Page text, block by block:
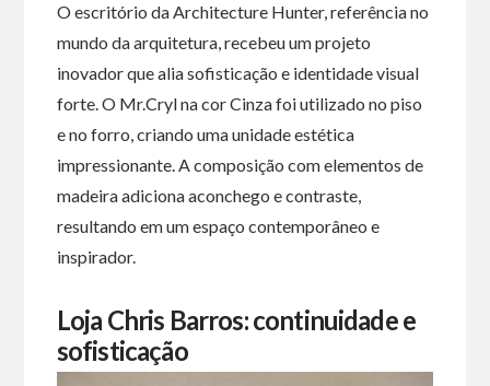
O escritório da Architecture Hunter, referência no
mundo da arquitetura, recebeu um projeto
inovador que alia sofisticação e identidade visual
forte. O Mr.Cryl na cor Cinza foi utilizado no piso
e no forro, criando uma unidade estética
impressionante. A composição com elementos de
madeira adiciona aconchego e contraste,
resultando em um espaço contemporâneo e
inspirador.
Loja Chris Barros: continuidade e
sofisticação